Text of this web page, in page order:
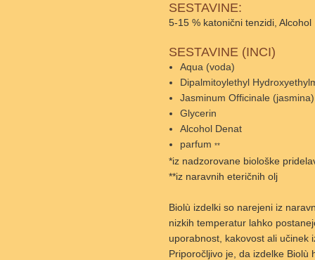
SESTAVINE:
5-15 % katonični tenzidi,
SESTAVINE (INCI)
Aqua (voda)
Dipalmitoylethyl
Jasminum Officinale
Glycerin
Alcohol Denat
parfum **
*iz nadzorovane biološke
**iz naravnih eteričnih olj
Biolù izdelki so narejeni iz
nizkih temperatur lahko
uporabnost, kakovost ali učinek
Priporočljivo je, da izdelke